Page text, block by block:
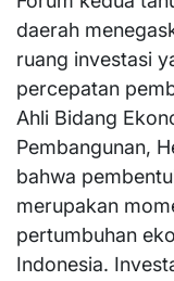
daerah
ruang investasi
percepatan
Ahli Bidang
Pembangunan,
bahwa
merupakan
pertumbuhan
Indonesia.